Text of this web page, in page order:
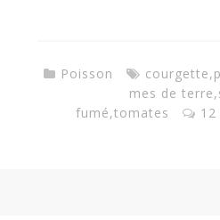
Poisson courgette,
mes de terre,
fumé,tomates